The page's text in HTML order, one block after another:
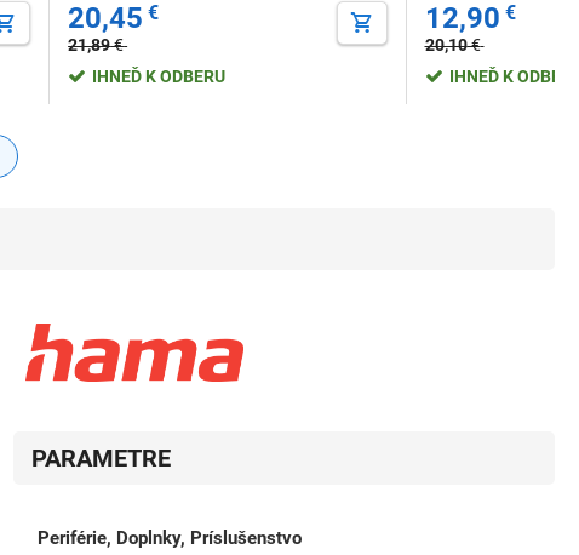
20,45 €
21,89€
IHNEĎ K ODBERU
12,90 €
20,10€
IHNEĎ K
PARAMETRE
Periférie, Doplnky, Príslušenstvo